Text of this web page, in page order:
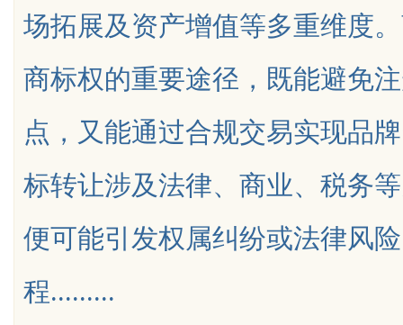
uz
场拓展及资产增值等多重维度
商标权的重要途径，既能避免
点，又能通过合规交易实现品
标转让涉及法律、商业、税务
便可能引发权属纠纷或法律风
程.........